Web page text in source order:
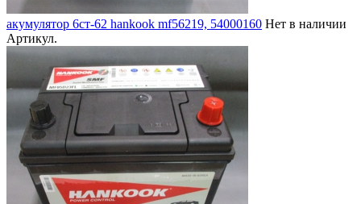
акумулятор 6ст-62 hankook mf56219, 54000160 Нет в наличии
Артикул.